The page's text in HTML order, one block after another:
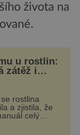
života na
u rostlin:
zátěž i
rostlina
a zjistila, že
celý